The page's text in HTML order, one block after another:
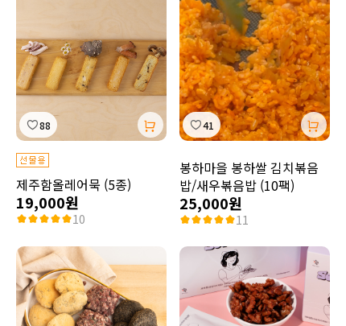
88
제주함올레어묵 (5종)
19,000원
10
41
봉하마을 봉하쌀 김치볶음
밥/새우볶음밥 (10팩)
25,000원
11